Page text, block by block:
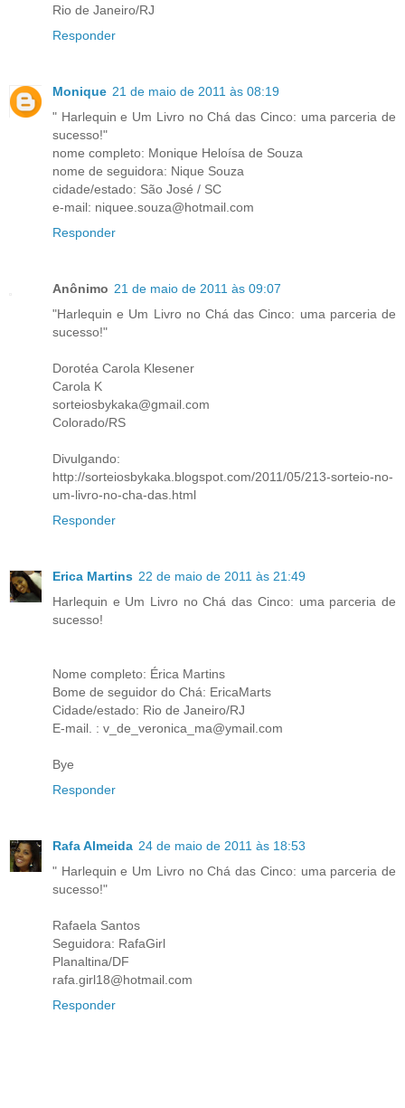
Rio de Janeiro/RJ
Responder
Monique 21 de maio de 2011 às 08:19
" Harlequin e Um Livro no Chá das Cinco: uma parceria de
sucesso!"
nome completo: Monique Heloísa de Souza
nome de seguidora: Nique Souza
cidade/estado: São José / SC
e-mail: niquee.souza@hotmail.com
Responder
Anônimo 21 de maio de 2011 às 09:07
"Harlequin e Um Livro no Chá das Cinco: uma parceria de
sucesso!"
Dorotéa Carola Klesener
Carola K
sorteiosbykaka@gmail.com
Colorado/RS
Divulgando:
http://sorteiosbykaka.blogspot.com/2011/05/213-sorteio-no-
um-livro-no-cha-das.html
Responder
Erica Martins 22 de maio de 2011 às 21:49
Harlequin e Um Livro no Chá das Cinco: uma parceria de
sucesso!
Nome completo: Érica Martins
Bome de seguidor do Chá: EricaMarts
Cidade/estado: Rio de Janeiro/RJ
E-mail. : v_de_veronica_ma@ymail.com
Bye
Responder
Rafa Almeida 24 de maio de 2011 às 18:53
" Harlequin e Um Livro no Chá das Cinco: uma parceria de
sucesso!"
Rafaela Santos
Seguidora: RafaGirl
Planaltina/DF
rafa.girl18@hotmail.com
Responder